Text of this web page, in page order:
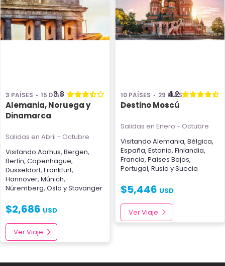
3 PAÍSES 15 DÍAS
3.8
Alemania, Noruega y
Dinamarca
Salidas en Abril - Octubre
Visitando Aarhus, Bergen,
Berlín, Copenhague,
Dusseldorf, Frankfurt,
Hannover, Múnich,
Núremberg, Oslo yStavanger
$2,686 USD
Ver Viaje
10 PAÍSES 29 DÍAS
4.2
Destino Moscú
Salidas en Enero - Octubre
Visitando Alemania, Bélgica,
España, Estonia, Finlandia,
Francia, Países Bajos,
Portugal, Rusia ySuecia
$5,446 USD
Ver Viaje